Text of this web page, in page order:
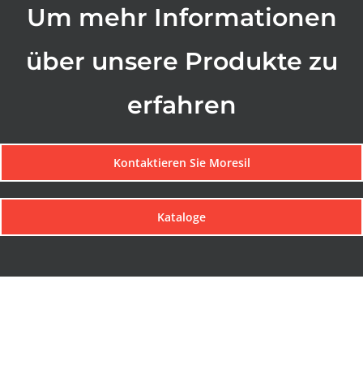
Um mehr Informationen
über unsere Produkte zu
erfahren
Kontaktieren Sie Moresil
Kataloge